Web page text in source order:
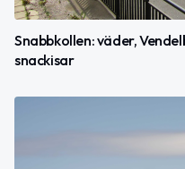
Snabbkollen: väder,
snackisar